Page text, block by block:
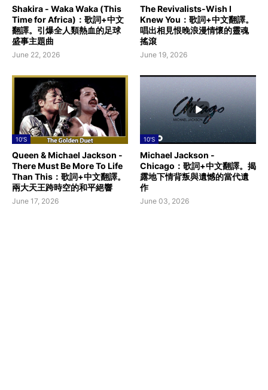
Shakira - Waka Waka (This
Time for Africa)：歌詞+中文
翻譯。引爆全人類熱血的足球
盛事主題曲
June 22, 2026
The Revivalists-Wish I
Knew You：歌詞+中文翻譯。
唱出相見恨晚浪漫情懷的靈魂
搖滾
June 19, 2026
10'S
Queen & Michael Jackson -
There Must Be More To Life
Than This：歌詞+中文翻譯。
兩大天王跨時空的和平絕響
June 17, 2026
10'S
Michael Jackson -
Chicago：歌詞+中文翻譯。揭
露地下情背叛與遺憾的當代遺
作
June 03, 2026